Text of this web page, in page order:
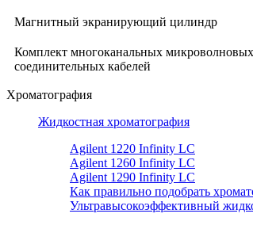
Магнитный экранирующий цилиндр
Комплект многоканальных микроволновых
соединительных кабелей
Хроматография
Жидкостная хроматография
Agilent 1220 Infinity LC
Agilent 1260 Infinity LC
Agilent 1290 Infinity LC
Как правильно подобрать
Ультравысокоэффективный